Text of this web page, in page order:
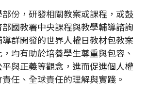
，研發相關教案或課程，或鼓
國教署中央課程與教學輔導諮詢
群開發的世界人權日教材包教案
均有助於培養學生尊重與包容、
與正義等觀念，進而促進個人權
任、全球責任的理解與實踐。